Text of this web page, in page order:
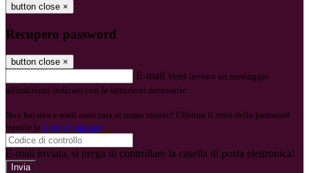
button close ×
Recupero password
button close ×
E-mail Verrà inviato un messaggio
all'indirizzo indicato con le istruzioni necessarie.
Non hai una e-mail associata al nome utente? Effettua il reset della password
tramite la Login Spaggiari
E-mail inviata, si prega di controllare la casella di posta elettronica!